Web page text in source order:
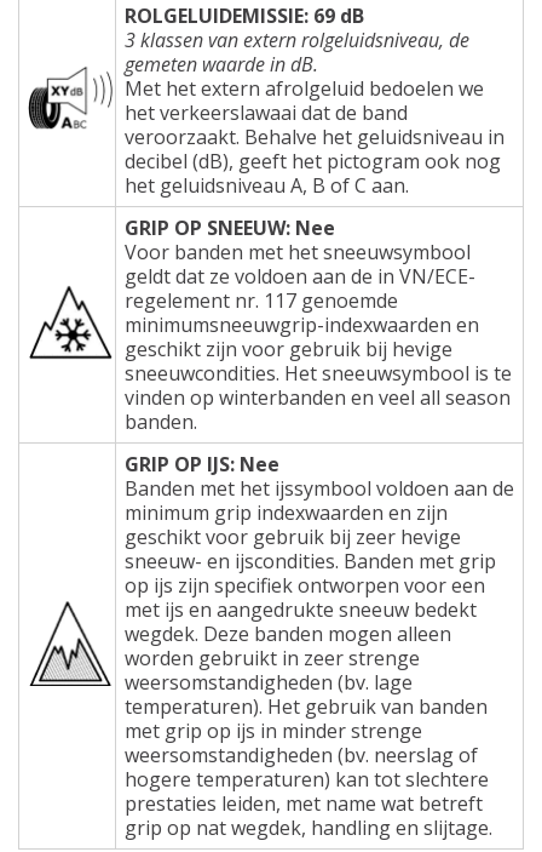
ROLGELUIDEMISSIE: 69 dB
3 klassen van extern rolgeluidsniveau, de
gemeten waarde in dB.
Met het extern afrolgeluid bedoelen we
het verkeerslawaai dat de band
veroorzaakt. Behalve het geluidsniveau in
decibel (dB), geeft het pictogram ook nog
het geluidsniveau A, B of C aan.
GRIP OP SNEEUW: Nee
Voor banden met het sneeuwsymbool
geldt dat ze voldoen aan de in VN/ECE-
regelement nr. 117 genoemde
minimumsneeuwgrip-indexwaarden en
geschikt zijn voor gebruik bij hevige
sneeuwcondities. Het sneeuwsymbool is te
vinden op winterbanden en veel all season
banden.
GRIP OP IJS: Nee
Banden met het ijssymbool voldoen aan de
minimum grip indexwaarden en zijn
geschikt voor gebruik bij zeer hevige
sneeuw- en ijscondities. Banden met grip
op ijs zijn specifiek ontworpen voor een
met ijs en aangedrukte sneeuw bedekt
wegdek. Deze banden mogen alleen
worden gebruikt in zeer strenge
weersomstandigheden (bv. lage
temperaturen). Het gebruik van banden
met grip op ijs in minder strenge
weersomstandigheden (bv. neerslag of
hogere temperaturen) kan tot slechtere
prestaties leiden, met name wat betreft
grip op nat wegdek, handling en slijtage.